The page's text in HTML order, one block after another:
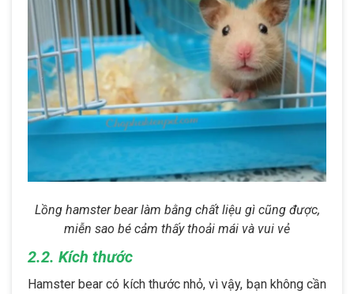
Lồng hamster bear làm bằng chất liệu gì cũng được,
miễn sao bé cảm thấy thoải mái và vui vẻ
2.2. Kích thước
Hamster bear có kích thước nhỏ, vì vậy, bạn không cần